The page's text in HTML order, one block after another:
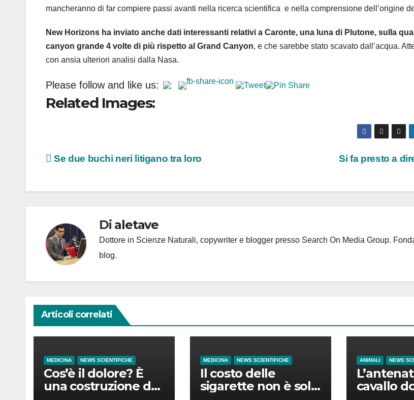
mancheranno di far compiere passi avanti nella ricerca scientifica e nella comprensione dell’origine
New Horizons ha inviato anche dati interessanti relativi a Caronte, una luna di Plutone, sulla
canyon grande 4 volte di più rispetto al Grand Canyon, e che sarebbe stato scavato dall’acqua.
con ansia ulteriori analisi dalla Nasa.
Please follow and like us:
Related Images:
Navigazione
Si fa presto a
Se due buchi neri litigano tra loro
Di aletave
Dottore in Scienze Naturali, copywriter e blogger presso Search On Media Group.
blog.
Articoli correlati
MEDICINA NEWS SCIENTIFICHE
Cos’è il dolore? È
una costruzione del
MEDICINA NEWS SCIENTIFICHE
Il costo delle
sigarette non è solo
ANIMALI NEWS
cavallo